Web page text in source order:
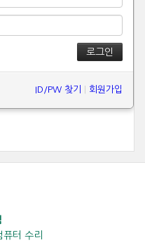
ID/PW 찾기 회원가입
퓨터 수리